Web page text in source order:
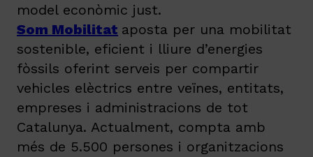
model econòmic just.
Som Mobilitat aposta per una mobilitat
sostenible, eficient i lliure d’energies
fòssils oferint serveis per compartir
vehicles elèctrics entre veïnes, entitats,
empreses i administracions de tot
Catalunya. Actualment, compta amb
més de 5.500 persones i organitzacions